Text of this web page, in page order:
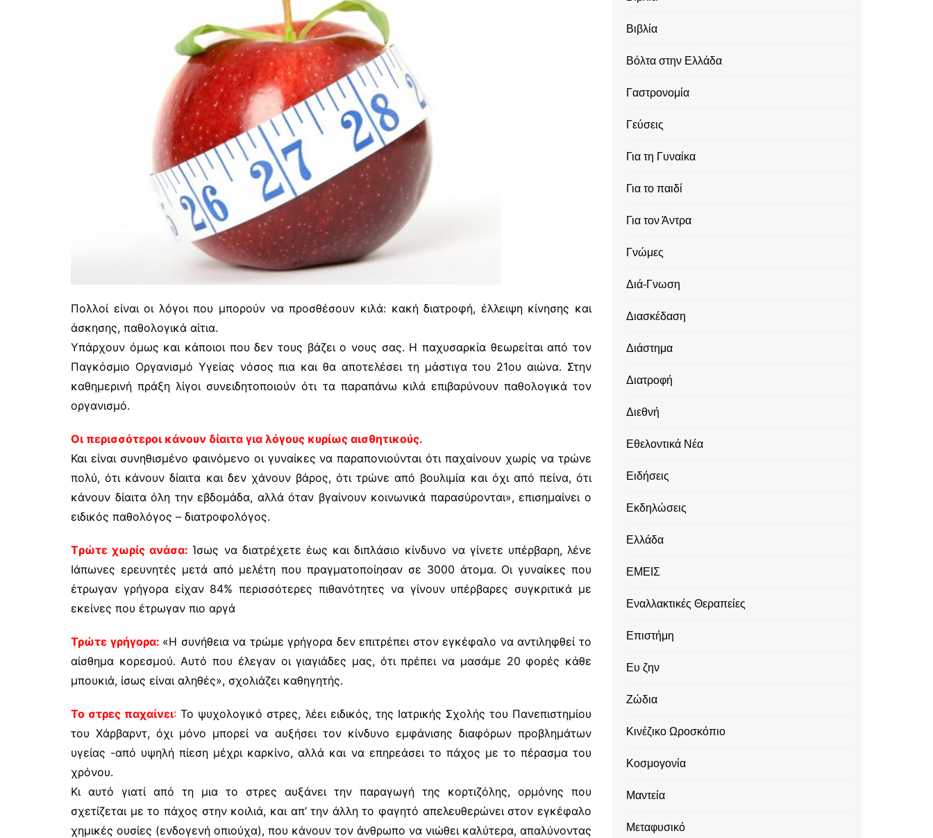
Πολλοί είναι οι λόγοι που μπορούν να προσθέσουν κιλά: κακή διατροφή, έλλειψη κίνησης και
άσκησης, παθολογικά αίτια.
Υπάρχουν όμως και κάποιοι που δεν τους βάζει ο νους σας. Η παχυσαρκία θεωρείται από τον
Παγκόσμιο Οργανισμό Υγείας νόσος πια και θα αποτελέσει τη μάστιγα του 21ου αιώνα. Στην
καθημερινή πράξη λίγοι συνειδητοποιούν ότι τα παραπάνω κιλά επιβαρύνουν παθολογικά τον
οργανισμό.
Οι περισσότεροι κάνουν δίαιτα για λόγους κυρίως αισθητικούς.
Και είναι συνηθισμένο φαινόμενο οι γυναίκες να παραπονιούνται ότι παχαίνουν χωρίς να τρώνε
πολύ, ότι κάνουν δίαιτα και δεν χάνουν βάρος, ότι τρώνε από βουλιμία και όχι από πείνα, ότι
κάνουν δίαιτα όλη την εβδομάδα, αλλά όταν βγαίνουν κοινωνικά παρασύρονται», επισημαίνει ο
ειδικός παθολόγος – διατροφολόγος.
Tρώτε χωρίς ανάσα: Ίσως να διατρέχετε έως και διπλάσιο κίνδυνο να γίνετε υπέρβαρη, λένε
Ιάπωνες ερευνητές μετά από μελέτη που πραγματοποίησαν σε 3000 άτομα. Οι γυναίκες που
έτρωγαν γρήγορα είχαν 84% περισσότερες πιθανότητες να γίνουν υπέρβαρες συγκριτικά με
εκείνες που έτρωγαν πιο αργά
Τρώτε γρήγορα: «Η συνήθεια να τρώμε γρήγορα δεν επιτρέπει στον εγκέφαλο να αντιληφθεί το
αίσθημα κορεσμού. Αυτό που έλεγαν οι γιαγιάδες μας, ότι πρέπει να μασάμε 20 φορές κάθε
μπουκιά, ίσως είναι αληθές», σχολιάζει καθηγητής.
Το στρες παχαίνει: Το ψυχολογικό στρες, λέει ειδικός, της Ιατρικής Σχολής του Πανεπιστημίου
του Χάρβαρντ, όχι μόνο μπορεί να αυξήσει τον κίνδυνο εμφάνισης διαφόρων προβλημάτων
υγείας -από υψηλή πίεση μέχρι καρκίνο, αλλά και να επηρεάσει το πάχος με το πέρασμα του
χρόνου.
Κι αυτό γιατί από τη μια το στρες αυξάνει την παραγωγή της κορτιζόλης, ορμόνης που
σχετίζεται με το πάχος στην κοιλιά, και απ’ την άλλη το φαγητό απελευθερώνει στον εγκέφαλο
χημικές ουσίες (ενδογενή οπιούχα), που κάνουν τον άνθρωπο να νιώθει καλύτερα, απαλύνοντας
Βιβλία
Βόλτα στην Ελλάδα
Γαστρονομία
Γεύσεις
Για τη Γυναίκα
Για το παιδί
Για τον Άντρα
Γνώμες
Διά-Γνωση
Διασκέδαση
Διάστημα
Διατροφή
Διεθνή
Εθελοντικά Νέα
Ειδήσεις
Εκδηλώσεις
Ελλάδα
ΕΜΕΙΣ
Εναλλακτικές Θεραπείες
Επιστήμη
Ευ ζην
Ζώδια
Κινέζικο Ωροσκόπιο
Κοσμογονία
Μαντεία
Μεταφυσικό